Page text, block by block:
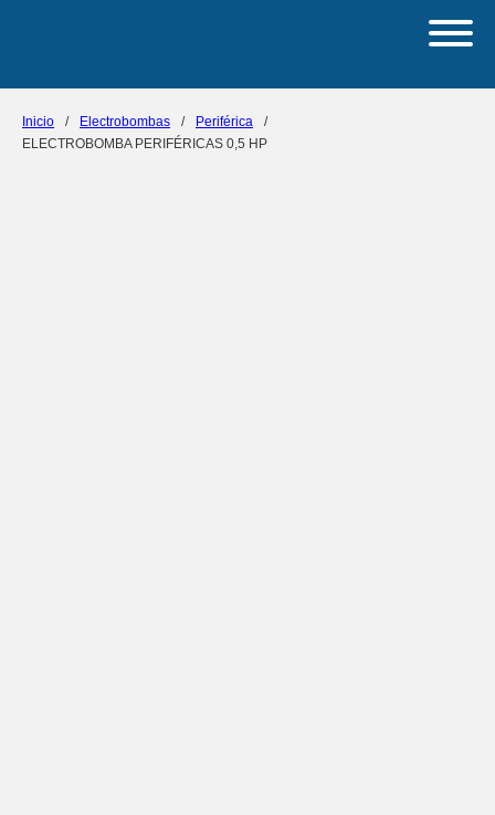
Inicio / Electrobombas / Periférica
/
ELECTROBOMBA PERIFÉRICAS 0,5 HP